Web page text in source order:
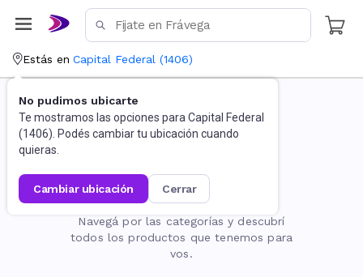
Estás en Capital Federal (1406)
No pudimos ubicarte
Te mostramos las opciones para Capital Federal
(1406). Podés cambiar tu ubicación cuando
quieras.
cambiar ubicación cerrar
La página no existe
Navegá por las categorías y descubrí
todos los productos que tenemos para
vos.